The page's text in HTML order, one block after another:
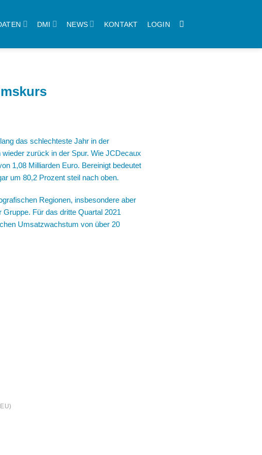
DMI NEWS KONTAKT LOGIN
das schlechteste Jahr in der
zurück in der Spur. Wie JCDecaux
1,08 Milliarden Euro. Bereinigt bedeutet
um 80,2 Prozent steil nach oben.
Regionen, insbesondere aber
Für das dritte Quartal 2021
Umsatzwachstum von über 20